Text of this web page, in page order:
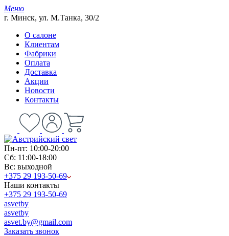
Меню
г. Минск, ул. М.Танка, 30/2
О салоне
Клиентам
Фабрики
Оплата
Доставка
Акции
Новости
Контакты
Пн-пт: 10:00-20:00
Сб: 11:00-18:00
Вс: выходной
+375 29 193-50-69
Наши контакты
+375 29 193-50-69
asvetby
asvetby
asvet.by@gmail.com
Заказать звонок